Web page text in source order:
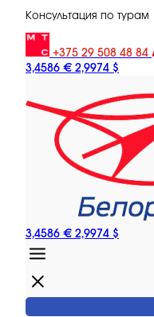
Консультация по турам
+375 29 508 48 84
3,4586 € 2,9974 $
3,4586 € 2,9974 $